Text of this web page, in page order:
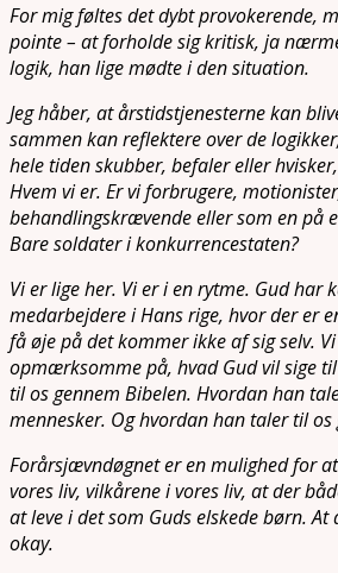
For mig føltes det dybt provokerende,
pointe – at forholde sig kritisk, ja
logik, han lige mødte i den situation.
Jeg håber, at årstidstjenesterne kan
sammen kan reflektere over de
hele tiden skubber, befaler eller
Hvem vi er. Er vi forbrugere,
behandlingskrævende eller som en på
Bare soldater i konkurrencestaten?
Vi er lige her. Vi er i en rytme. Gud har
medarbejdere i Hans rige, hvor der er
få øje på det kommer ikke af sig selv.
opmærksomme på, hvad Gud vil sige
til os gennem Bibelen. Hvordan han
mennesker. Og hvordan han taler til
Forårsjævndøgnet er en mulighed for
vores liv, vilkårene i vores liv, at der
at leve i det som Guds elskede børn. At
okay.